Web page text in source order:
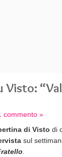
Visto:
commento »
di Visto di
sul